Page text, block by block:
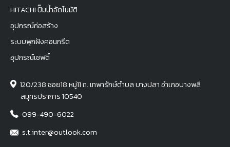
HITACHI ปั๊มน้ำอัตโนมัติ
อุปกรณ์ก่อสร้าง
ระบบพุกฝังคอนกรีต
อุปกรณ์เซฟตี้
120/238 ซอย18 หมู่11 ถ. เทพารักษ์ตำบล บางปลา อำเภอบางพลี
สมุทรปราการ 10540
099-490-6022
s.t.inter@outlook.com